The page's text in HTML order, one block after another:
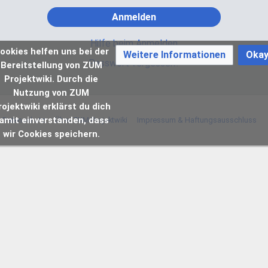
Anmelden
Hilfe beim Anmelden
Passwort vergessen?
Datenschutz Über ZUM Projektwiki Impressum & Haftungsausschluss
helfen uns bei der
Bereitstellung von ZUM
Projektwiki. Durch die
Nutzung von ZUM
erklärst du dich
einverstanden, dass
wir Cookies speichern.
Weitere Informationen Okay